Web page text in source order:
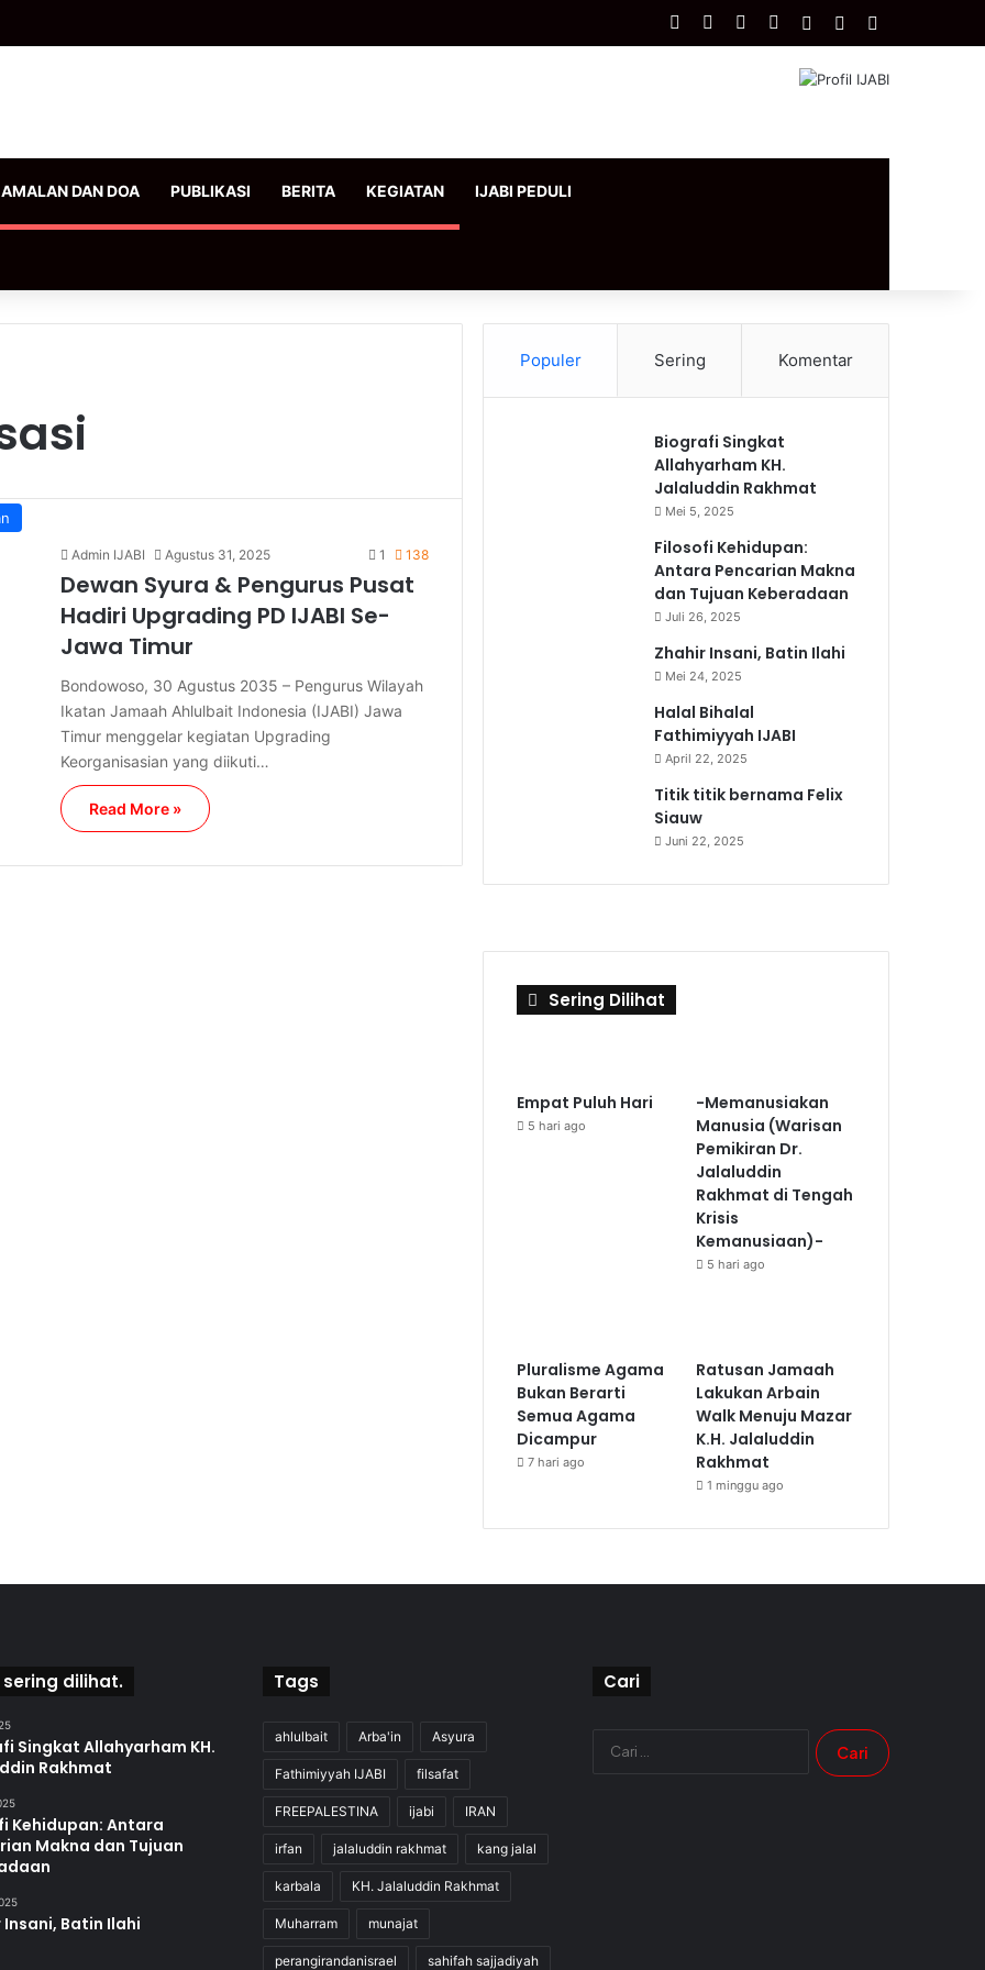
Facebook YouTubeInstagram
Log InArtikel Acak
AMALAN DAN DOA PUBLIKASI BERITA KEGIATAN IJABI PEDULI
Admin IJABI Agustus 31, 2025 1 138
Dewan Syura & Pengurus Pusat
Hadiri Upgrading PD IJABI Se-
Jawa Timur
Bondowoso, 30 Agustus 2035 – Pengurus Wilayah
Ikatan Jamaah Ahlulbait Indonesia (IJABI) Jawa
Timur menggelar kegiatan Upgrading
Keorganisasian yang diikuti…
Read More »
Populer Sering Komentar
Biografi Singkat
Allahyarham KH.
Jalaluddin Rakhmat
Mei 5, 2025
Filosofi Kehidupan:
Antara Pencarian Makna
dan Tujuan Keberadaan
Juli 26, 2025
Zhahir Insani, Batin Ilahi
Mei 24, 2025
Halal Bihalal
Fathimiyyah IJABI
April 22, 2025
Titik titik bernama Felix
Siauw
Juni 22, 2025
Sering Dilihat
Empat Puluh Hari
5 hari ago
-Memanusiakan
Manusia (Warisan
Pemikiran Dr.
Jalaluddin
Rakhmat di Tengah
Krisis
Kemanusiaan)-
5 hari ago
Pluralisme Agama
Bukan Berarti
Semua Agama
Dicampur
7 hari ago
Ratusan Jamaah
Lakukan Arbain
Walk Menuju Mazar
K.H. Jalaluddin
Rakhmat
1 minggu ago
sering dilihat.
Singkat Allahyarham KH.
Rakhmat
Kehidupan: Antara
Makna dan Tujuan
Insani, Batin Ilahi
Tags
ahlulbait Arba'in Asyura
Fathimiyyah IJABI filsafat
FREEPALESTINA ijabi IRAN
irfan jalaluddin rakhmat kang jalal
karbala KH. Jalaluddin Rakhmat
Muharram munajat
perangirandanisrael sahifah sajjadiyah
Cari
Cari
untuk: